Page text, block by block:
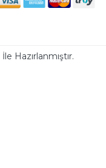
İle Hazırlanmıştır.